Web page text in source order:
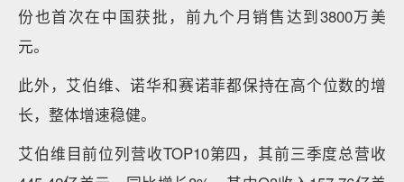
份也首次在中国获批，前九个月销售达到3800万美
元。
此外，艾伯维、诺华和赛诺菲都保持在高个位数的增
长，整体增速稳健。
艾伯维目前位列营收TOP10第四，其前三季度总营收